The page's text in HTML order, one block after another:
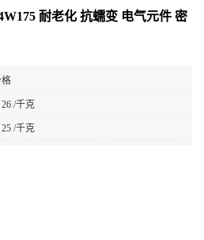
耐老化 抗蠕变 电气元件 密
26 /千克
25 /千克